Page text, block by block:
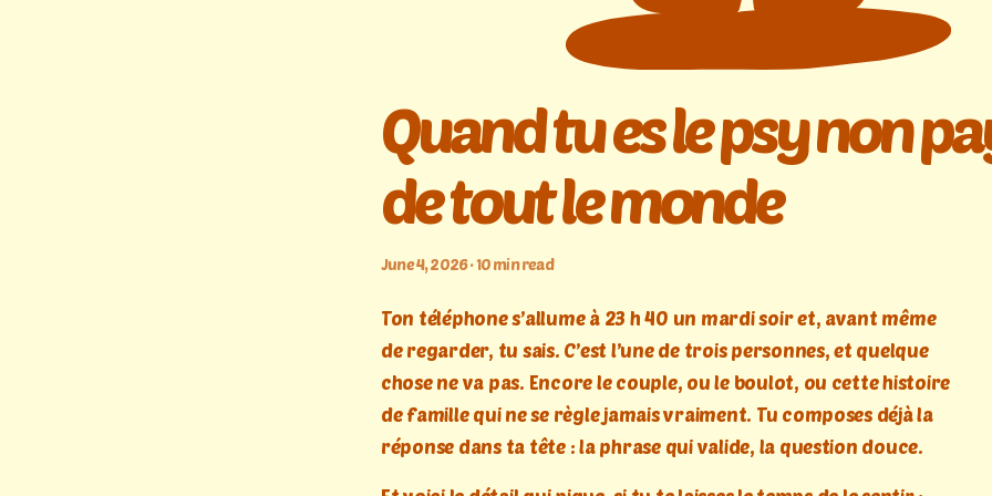
Quand tu es le psy non
de tout le monde
June 4, 2026 · 10 min read
Ton téléphone s’allume à 23 h 40 un mardi soir et, avant même
de regarder, tu sais. C’est l’une de trois personnes, et quelque
chose ne va pas. Encore le couple, ou le boulot, ou cette histoire
de famille qui ne se règle jamais vraiment. Tu composes déjà la
réponse dans ta tête : la phrase qui valide, la question douce.